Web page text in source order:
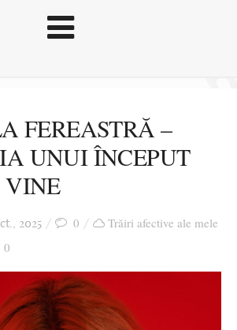
Stari afective
Zice Dunia
Călătorii
Cursuri povestite
Ziua culorii
FEREASTRĂ –
UNUI ÎNCEPUT
VINE
2025 0 Trăiri afective ale mele
0